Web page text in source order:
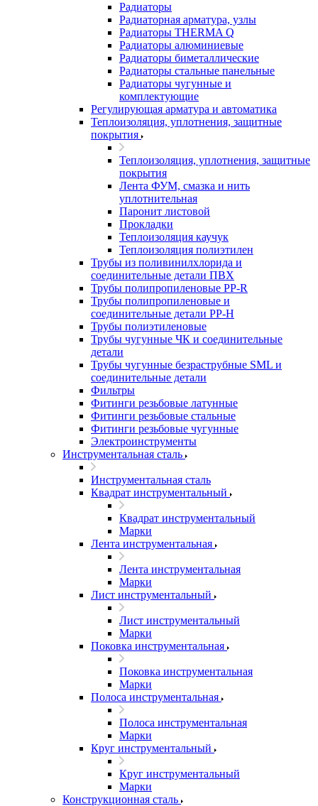
Радиаторы
Радиаторная арматура, узлы
Радиаторы THERMA Q
Радиаторы алюминиевые
Радиаторы биметаллические
Радиаторы стальные панельные
Радиаторы чугунные и
комплектующие
Регулирующая арматура и автоматика
Теплоизоляция, уплотнения, защитные
покрытия
Теплоизоляция, уплотнения, защитные
покрытия
Лента ФУМ, смазка и нить
уплотнительная
Паронит листовой
Прокладки
Теплоизоляция каучук
Теплоизоляция полиэтилен
Трубы из поливинилхлорида и
соединительные детали ПВХ
Трубы полипропиленовые PP-R
Трубы полипропиленовые и
соединительные детали PP-H
Трубы полиэтиленовые
Трубы чугунные ЧК и соединительные
детали
Трубы чугунные безраструбные SML и
соединительные детали
Фильтры
Фитинги резьбовые латунные
Фитинги резьбовые стальные
Фитинги резьбовые чугунные
Электроинструменты
Инструментальная сталь
Инструментальная сталь
Квадрат инструментальный
Квадрат инструментальный
Марки
Лента инструментальная
Лента инструментальная
Марки
Лист инструментальный
Лист инструментальный
Марки
Поковка инструментальная
Поковка инструментальная
Марки
Полоса инструментальная
Полоса инструментальная
Марки
Круг инструментальный
Круг инструментальный
Марки
Конструкционная сталь